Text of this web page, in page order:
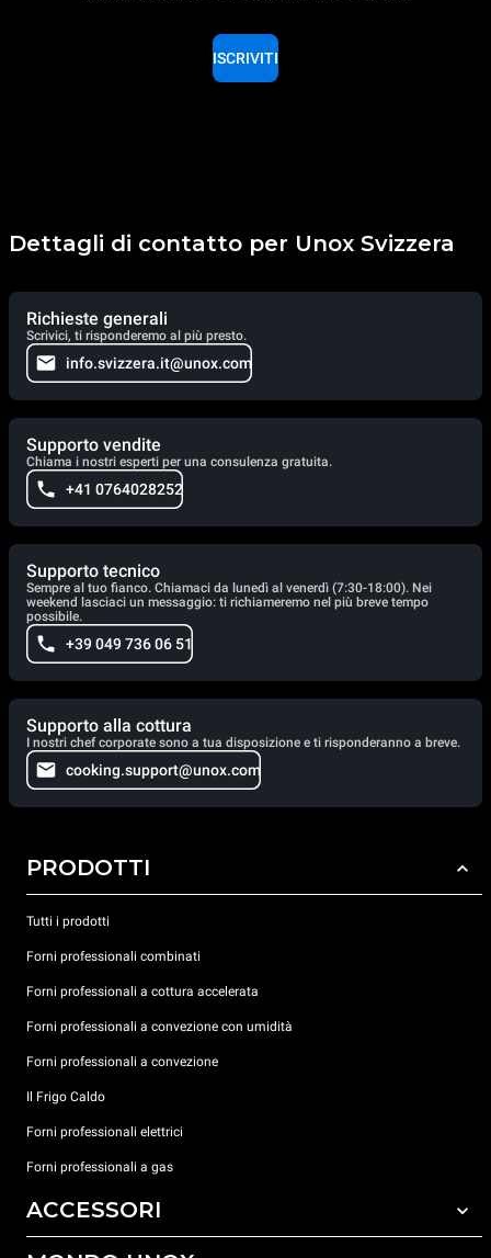
ISCRIVITI
Dettagli di contatto per Unox Svizzera
Richieste generali
Scrivici, ti risponderemo al più presto.
info.svizzera.it@unox.com
Supporto vendite
Chiama i nostri esperti per una consulenza gratuita.
+41 0764028252
Supporto tecnico
Sempre al tuo fianco. Chiamaci da lunedì al venerdì (7:30-18:00). Nei
weekend lasciaci un messaggio: ti richiameremo nel più breve tempo
possibile.
+39 049 736 06 51
Supporto alla cottura
I nostri chef corporate sono a tua disposizione e ti risponderanno a breve.
cooking.support@unox.com
PRODOTTI
Tutti i prodotti
Forni professionali combinati
Forni professionali a cottura accelerata
Forni professionali a convezione con umidità
Forni professionali a convezione
Il Frigo Caldo
Forni professionali elettrici
Forni professionali a gas
ACCESSORI